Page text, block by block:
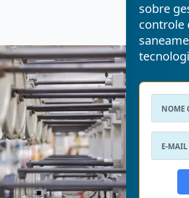
sobre
controle